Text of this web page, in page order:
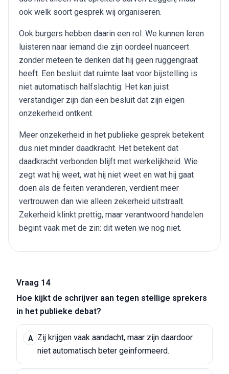
ook welk soort gesprek wij organiseren.
Ook burgers hebben daarin een rol. We kunnen leren
luisteren naar iemand die zijn oordeel nuanceert
zonder meteen te denken dat hij geen ruggengraat
heeft. Een besluit dat ruimte laat voor bijstelling is
niet automatisch halfslachtig. Het kan juist
verstandiger zijn dan een besluit dat zijn eigen
onzekerheid ontkent.
Meer onzekerheid in het publieke gesprek betekent
dus niet minder daadkracht. Het betekent dat
daadkracht verbonden blijft met werkelijkheid. Wie
zegt wat hij weet, wat hij niet weet en wat hij gaat
doen als de feiten veranderen, verdient meer
vertrouwen dan wie alleen zekerheid uitstraalt.
Zekerheid klinkt prettig, maar verantwoord handelen
begint vaak met de zin: dit weten we nog niet.
Vraag 14
Hoe kijkt de schrijver aan tegen stellige sprekers
in het publieke debat?
A
Zij krijgen vaak aandacht, maar zijn daardoor
niet automatisch beter geinformeerd.